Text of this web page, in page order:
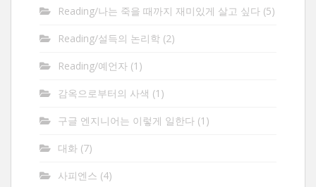
Reading/나는 죽을 때까지 재미있게 살고 싶다 (5)
Reading/설득의 논리학 (2)
Reading/예언자 (1)
감옥으로부터의 사색 (1)
구글 엔지니어는 이렇게 일한다 (1)
대화 (7)
사피엔스 (4)